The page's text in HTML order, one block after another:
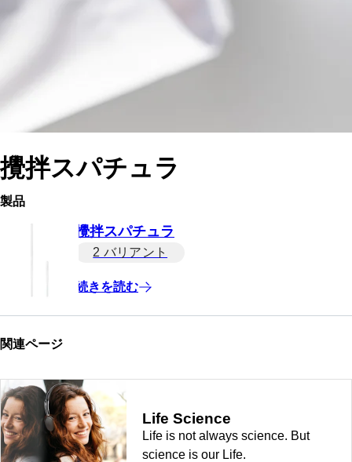
攪拌スパチュラ
製品
攪拌スパチュラ
2 バリアント
続きを読む
関連ページ
Life Science
Life is not always science. But
science is our Life.